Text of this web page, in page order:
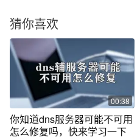
猜你喜欢
00:38
你知道dns服务器可能不可用
怎么修复吗，快来学习一下